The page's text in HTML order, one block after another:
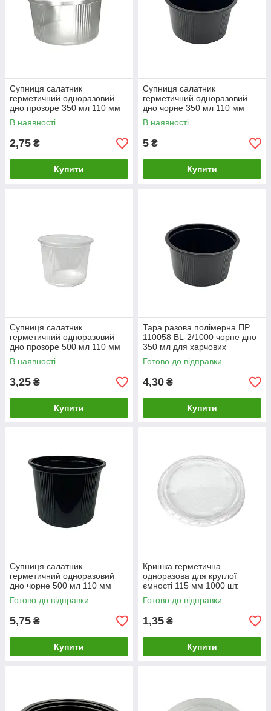
Супниця салатник
герметичний одноразовий
дно прозоре 350 мл 110 мм
1000 шт контейнер для
салатів та супів
В наявності
2,75 ₴
Купити
Супниця салатник
герметичний одноразовий
дно чорне 350 мл 110 мм
1000 шт контейнер для
салатів та супів
В наявності
5 ₴
Купити
Супниця салатник
герметичний одноразовий
дно прозоре 500 мл 110 мм
1000 шт контейнер для
салатів та супів
В наявності
3,25 ₴
Купити
Тара разова полімерна ПР
110058 BL-2/1000 чорне дно
350 мл для харчових
продуктів (1000 шт)
Готово до відправки
4,30 ₴
Купити
Супниця салатник
герметичний одноразовий
дно чорне 500 мл 110 мм
1000 шт контейнер для
салатів та гарячих страв
Готово до відправки
5,75 ₴
Купити
Кришка герметична
одноразова для круглої
ємності 115 мм 1000 шт.
Готово до відправки
1,35 ₴
Купити